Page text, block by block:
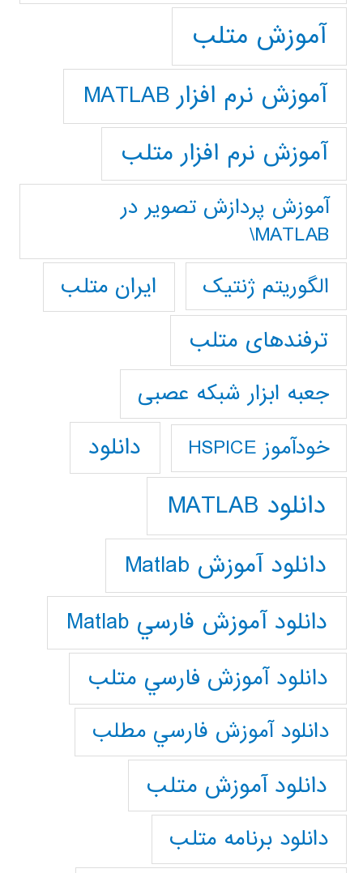
آموزش متلب
آموزش نرم افزار MATLAB
آموزش نرم افزار متلب
آموزش پردازش تصوير در
MATLAB\
الگوریتم ژنتیک
ایران متلب
ترفندهای متلب
جعبه ابزار شبکه عصبی
خودآموز HSPICE دانلود
دانلود MATLAB
دانلود آموزش Matlab
دانلود آموزش فارسي Matlab
دانلود آموزش فارسي متلب
دانلود آموزش فارسي مطلب
دانلود آموزش متلب
دانلود برنامه متلب